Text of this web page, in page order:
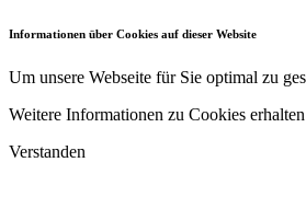
Informationen über Cookies auf dieser Website
Um unsere Webseite für Sie optimal zu
Weitere Informationen zu Cookies
Verstanden